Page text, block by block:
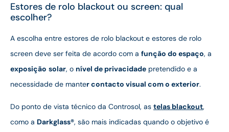
Estores de rolo blackout ou screen: qual
escolher?
A escolha entre estores de rolo blackout e estores de rolo
screen deve ser feita de acordo com a função do espaço, a
exposição solar, o nível de privacidade pretendido e a
necessidade de manter contacto visual com o exterior.
Do ponto de vista técnico da Controsol, as telas blackout,
como a Darkglass®, são mais indicadas quando o objetivo é